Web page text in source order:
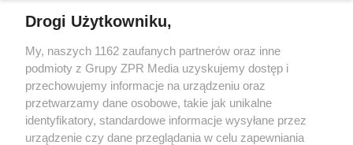
Drogi Użytkowniku,
My, naszych 1162 zaufanych partnerów oraz inne
podmioty z Grupy ZPR Media uzyskujemy dostęp i
przechowujemy informacje na urządzeniu oraz
przetwarzamy dane osobowe, takie jak unikalne
identyfikatory, standardowe informacje wysyłane przez
urządzenie czy dane przeglądania w celu zapewniania